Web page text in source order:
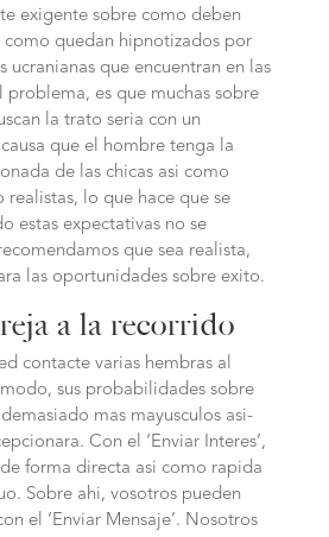
exigente sobre como deben
como quedan hipnotizados por
ucranianas que encuentran en las
problema, es que muchas sobre
la trato seria con un
que el hombre tenga la
de las chicas asi­ como
realistas, lo que hace que se
estas expectativas no se
que sea realista,
las oportunidades sobre exito.
a la recorrido
contacte varias hembras al
sus probabilidades sobre
mas mayusculos asi­
Con el ‘Enviar Interes’,
forma directa asi­ como rapida
Sobre ahi, vosotros pueden
el ‘Enviar Mensaje’. Nosotros